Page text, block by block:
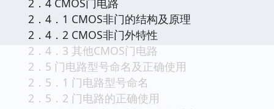
2．4 CMOS门电路
2．4．1 CMOS非门的结构及原理
2．4．2 CMOS非门外特性
2．4．3 其他CMOS门电路
2．5 门电路型号命名及正确使用
2．5．1 门电路型号命名
2．5．2 门电路的正确使用